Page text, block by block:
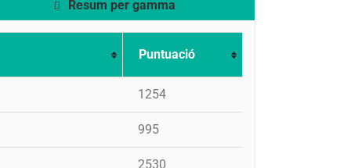
Resum per gamma
Puntuació
1254
995
2530